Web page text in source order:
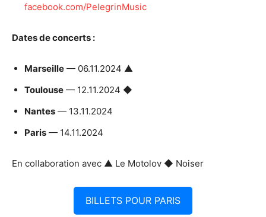
facebook.com/PelegrinMusic
Dates de concerts :
Marseille — 06.11.2024 ▲
Toulouse — 12.11.2024 ◆
Nantes — 13.11.2024
Paris — 14.11.2024
En collaboration avec ▲ Le Motolov ◆ Noiser
BILLETS POUR PARIS